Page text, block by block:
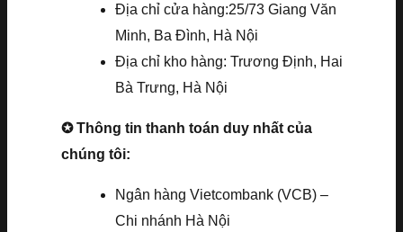
Địa chỉ cửa hàng:25/73 Giang Văn
Minh, Ba Đình, Hà Nội
Địa chỉ kho hàng: Trương Định, Hai
Bà Trưng, Hà Nội
✪ Thông tin thanh toán duy nhất của
chúng tôi:
Ngân hàng Vietcombank (VCB) –
Chi nhánh Hà Nội